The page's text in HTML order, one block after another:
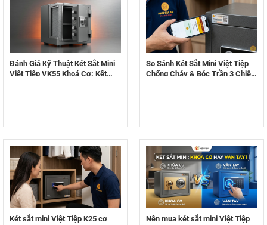
Đánh Giá Kỹ Thuật Két Sắt Mini
Việt Tiệp VK55 Khoá Cơ: Kết
So Sánh Két Sắt Mini Việt Tiệp
Chống Cháy & Bóc Trần 3 Chiêu
Két sắt mini Việt Tiệp K25 cơ
Nên mua két sắt mini Việt Tiệp